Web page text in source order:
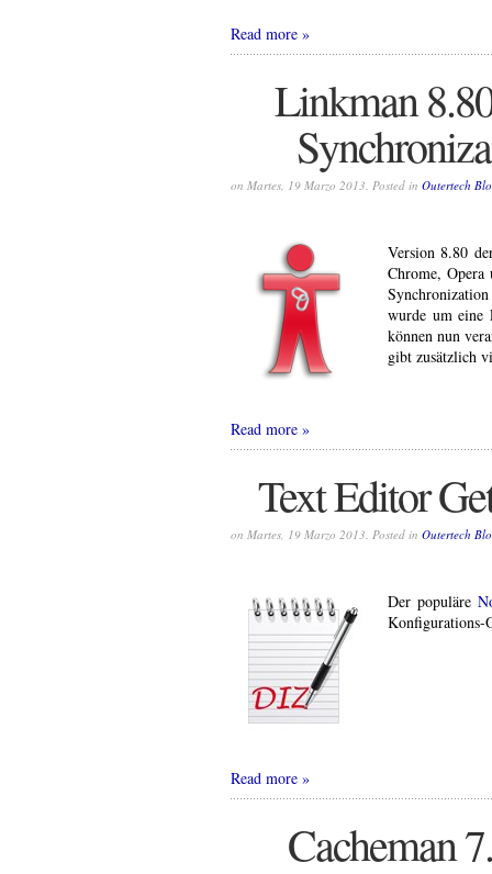
Read more
Linkman
on Martes, 19 Marzo 2013. Posted in Outertech
Version 8.80
Chrome,
wurde um eine
können nun
gibt zusätzlich
Read more
Text Editor
on Martes, 19 Marzo 2013. Posted in Outertech
Der populäre
Konfigurations-
Read more
Cacheman